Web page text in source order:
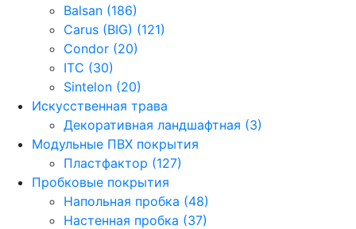
Balsan (186)
Carus (BIG) (121)
Condor (20)
ITC (30)
Sintelon (20)
Искусственная трава
Декоративная ландшафтная (3)
Модульные ПВХ покрытия
Пластфактор (127)
Пробковые покрытия
Напольная пробка (48)
Настенная пробка (37)